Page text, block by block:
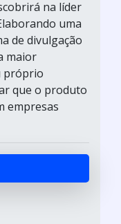
na líder
uma
de divulgação
maior
próprio
que o produto
empresas